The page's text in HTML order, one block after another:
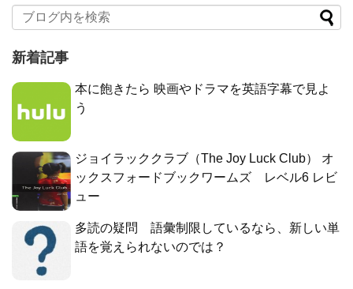
新着記事
本に飽きたら 映画やドラマを英語字幕で見よ
う
ジョイラッククラブ（The Joy Luck Club） オ
ックスフォードブックワームズ レベル6 レビ
ュー
多読の疑問 語彙制限しているなら、新しい単
語を覚えられないのでは？